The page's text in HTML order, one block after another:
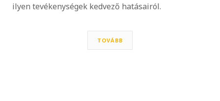
ilyen tevékenységek kedvező hatásairól.
TOVÁBB